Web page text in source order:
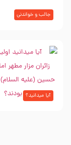
جالب و خواندنی
آیا میدانید؟